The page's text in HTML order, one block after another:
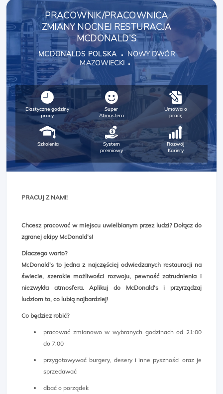
PRACOWNIK/PRACOWNICA
ZMIANY NOCNEJ RESTURACJA
MCDONALD’S
MCDONALDS POLSKA
NOWY DWÓR
MAZOWIECKI
Elastyczne godziny
pracy
Super
Atmosfera
Umowa o
pracę
Szkolenia
System
premiowy
Rozwój
Kariery
PRACUJ Z NAMI!
Chcesz pracować w miejscu uwielbianym przez ludzi? Dołącz do
zgranej ekipy McDonald's!
Dlaczego warto?
McDonald's to jedna z najczęściej odwiedzanych restauracji na
świecie, szerokie możliwości rozwoju, pewność zatrudnienia i
niezwykła atmosfera. Aplikuj do McDonald's i przyrządzaj
ludziom to, co lubią najbardziej!
Co będziez robić?
pracować zmianowo w wybranych godzinach od 21:00
do 7:00
przygotowywać burgery, desery i inne pyszności oraz je
sprzedawać
dbać o porządek